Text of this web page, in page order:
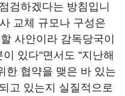
검하겠다는 방침입니
교체 규모나 구성은
사안이라 감독당국이
있다"면서도 "지난해
한 협약을 맺은 바 있는
고 있는지 실질적으로